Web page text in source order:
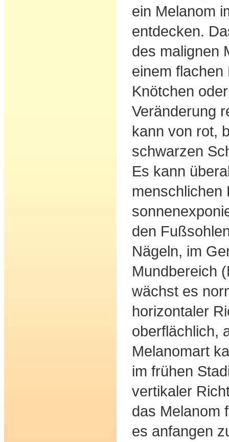
ein Melanom
entdecken.
des malignen
einem
Knötchen
Veränderung
kann von rot,
schwarzen
Es kann
menschlichen
den
Nägeln, im
Mundbereich
wächst es
horizontaler
oberflächlich,
Melanomart
im frühen
vertikaler
das Melanom
es anfangen